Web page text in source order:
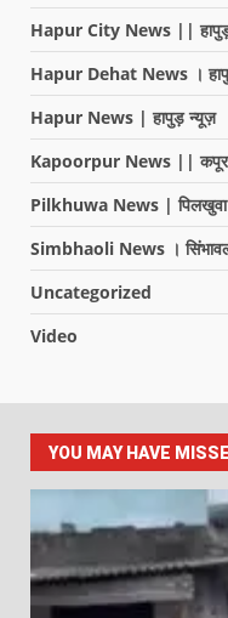
Hapur City News ||
Hapur Dehat News ।
Hapur News | हापुड़ न्यूज़
Kapoorpur News ||
Pilkhuwa News |
Simbhaoli News ।
Uncategorized
Video
YOU MAY HAVE